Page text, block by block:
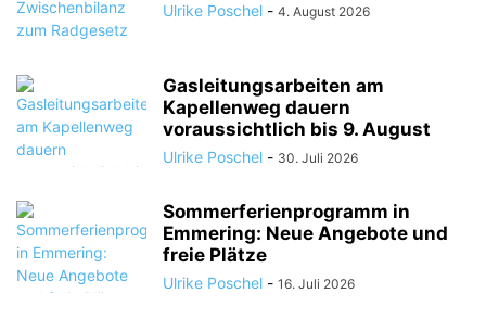
Ulrike Poschel - 4. August 2026
Gasleitungsarbeiten am
Kapellenweg dauern
voraussichtlich bis 9. August
Ulrike Poschel - 30. Juli 2026
Sommerferienprogramm in
Emmering: Neue Angebote und
freie Plätze
Ulrike Poschel - 16. Juli 2026